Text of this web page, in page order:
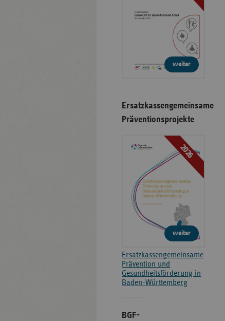
weiter
Ersatzkassengemeinsame
Präventionsprojekte
2026
weiter
Ersatzkassengemeinsame
Prävention und
Gesundheitsförderung in
Baden-Württemberg
BGF-